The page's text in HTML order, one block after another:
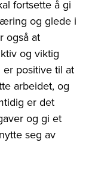
fortsette å gi
og glede i
også at
og viktig
positive til at
arbeidet, og
er det
og gi et
seg av